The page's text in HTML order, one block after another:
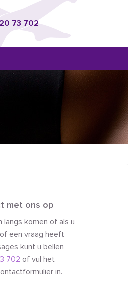
73 702
met ons op
langs komen of als u
een vraag heeft
kunt u bellen
702 of vul het
in.